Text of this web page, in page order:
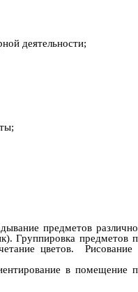
деятельности;
предметов
Группировка предметов
цветов. Рисование
в помещение